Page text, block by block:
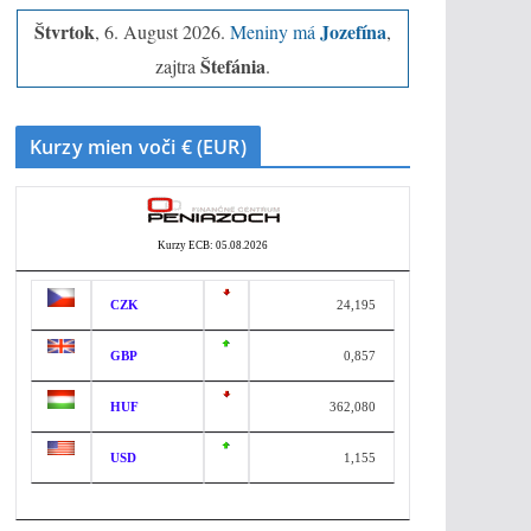
Štvrtok, 6. August 2026. Meniny má Jozefína,
zajtra Štefánia.
Kurzy mien voči € (EUR)
Kurzy ECB: 05.08.2026
CZK 24,195
GBP 0,857
HUF 362,080
USD 1,155